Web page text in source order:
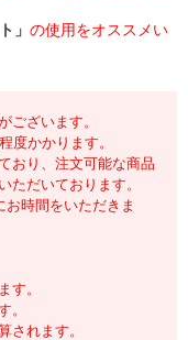
」 の使用をオススメい
ございます。
度かかります。
おり、注文可能な商品
ただいております。
時間をいただきま
す。
。
されます。